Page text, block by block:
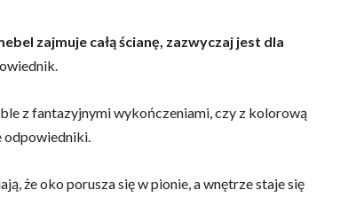
zajmuje całą ścianę, zazwyczaj jest dla
z fantazyjnymi wykończeniami, czy z kolorową
odpowiedniki.
że oko porusza się w pionie, a wnętrze staje się